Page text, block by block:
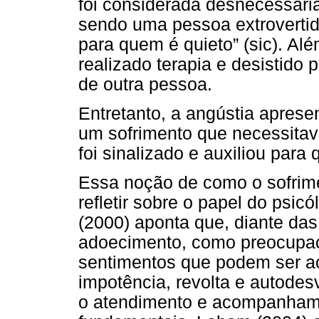
foi considerada
sendo uma pessoa
para quem é quieto” (sic).
realizado terapia e desistido
de outra pessoa.
Entretanto, a angústia
um sofrimento que
foi sinalizado e auxiliou para
Essa noção de como o
refletir sobre o papel do
(2000) aponta que, diante
adoecimento, como
sentimentos que podem ser
impotência, revolta e
o atendimento e